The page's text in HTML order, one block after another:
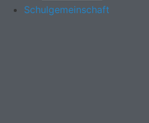
Schulgemeinschaft